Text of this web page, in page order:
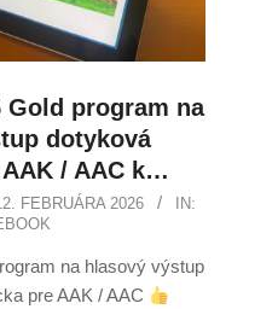
program na
dotyková
/ AAC k…
FEBRUÁRA 2026
IN:
na hlasový výstup
pre AAK / AAC